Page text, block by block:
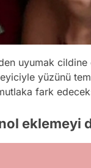
uyumak
yüzünü
fark
eklemeyi